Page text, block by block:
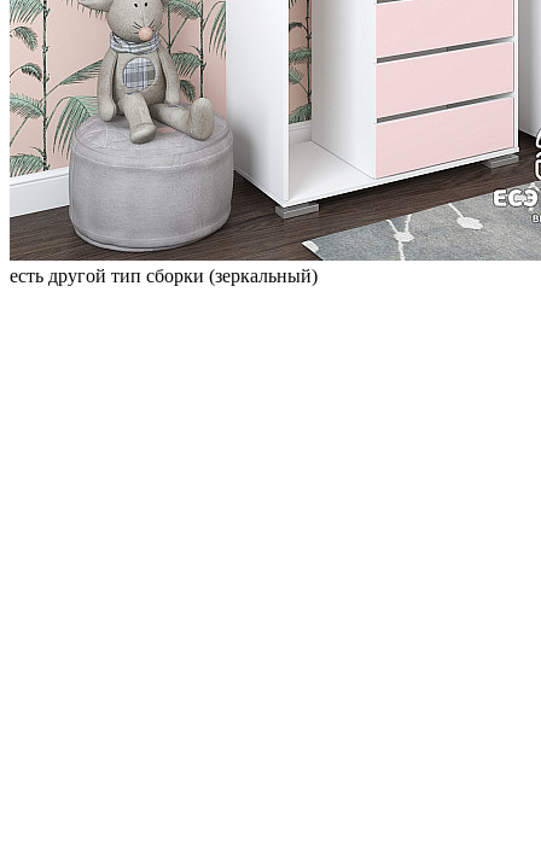
есть другой тип сборки (зеркальный)